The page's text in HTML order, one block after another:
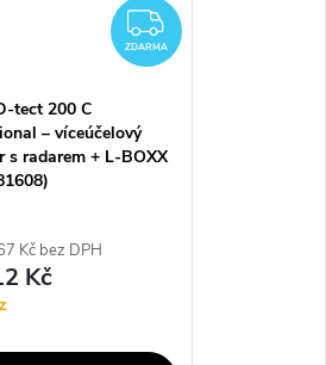
ZDARMA
ZDARMA
tect 200 C
– víceúčelový
s radarem + L-BOXX
Kč bez DPH
Kč